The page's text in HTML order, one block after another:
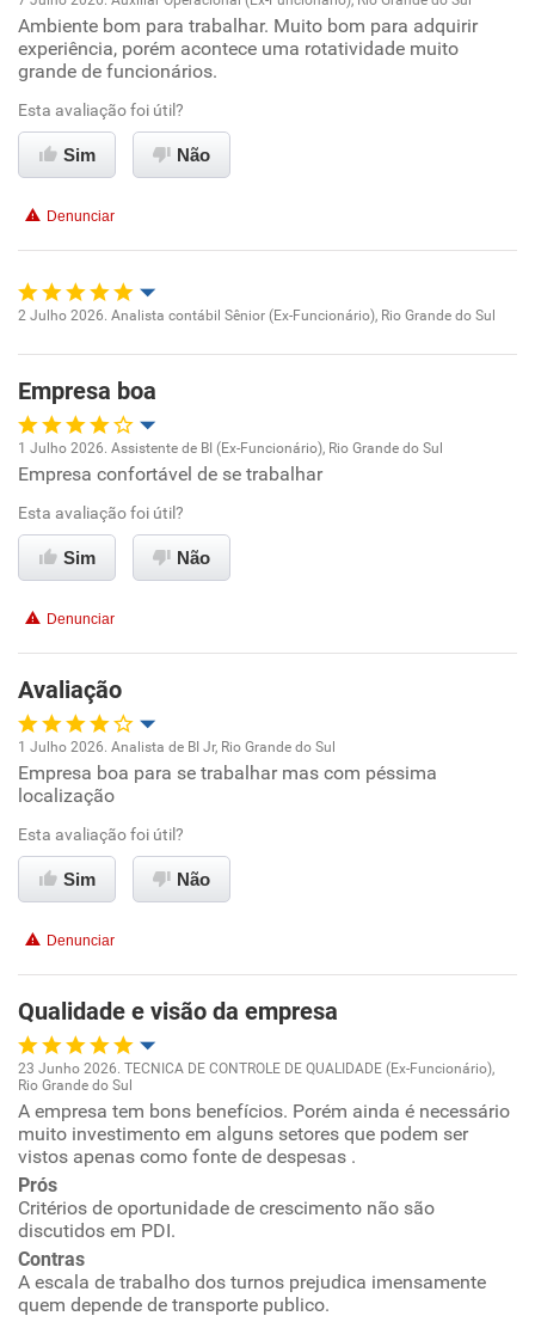
Oportunidade de promoção
Conciliação com a vida familiar
Ambiente bom para trabalhar. Muito bom para adquirir
experiência, porém acontece uma rotatividade muito
grande de funcionários.
Esta avaliação foi útil?
Sim Não
Denunciar
Ambiente de trabalho
Conciliação com a vida familiar
Benefícios
Recomenda esta empresa
Recomenda a diretoria
2 Julho 2026. Analista contábil Sênior (Ex-Funcionário), Rio Grande do Sul
Empresa boa
Oportunidade de promoção
Ambiente de trabalho
Benefícios
Recomenda esta empresa
1 Julho 2026. Assistente de BI (Ex-Funcionário), Rio Grande do Sul
Empresa confortável de se trabalhar
Esta avaliação foi útil?
Sim Não
Denunciar
Avaliação
Oportunidade de promoção
Ambiente de trabalho
Conciliação com a vida familiar
Recomenda esta empresa
Recomenda a diretoria
1 Julho 2026. Analista de BI Jr, Rio Grande do Sul
Empresa boa para se trabalhar mas com péssima
localização
Esta avaliação foi útil?
Sim Não
Denunciar
Qualidade e visão da empresa
Oportunidade de promoção
Ambiente de trabalho
Conciliação com a vida familiar
Benefícios
23 Junho 2026. TECNICA DE CONTROLE DE QUALIDADE (Ex-Funcionário),
Rio Grande do Sul
A empresa tem bons benefícios. Porém ainda é necessário
muito investimento em alguns setores que podem ser
vistos apenas como fonte de despesas .
Prós
Critérios de oportunidade de crescimento não são
discutidos em PDI.
Contras
A escala de trabalho dos turnos prejudica imensamente
quem depende de transporte publico.